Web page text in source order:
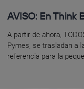
AVISO: En Think
A partir de ahora,
Pymes, se trasladan a
referencia para la